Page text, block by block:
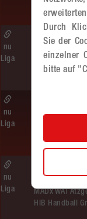
MADx WAT
MU13
roomz JAGS
nu
Liga
MADx WAT
nu
Liga
Sa.
WU12
MADx WAT
HIB Handball
nu
Liga
Durch
Sie der
einzelner
bitte auf